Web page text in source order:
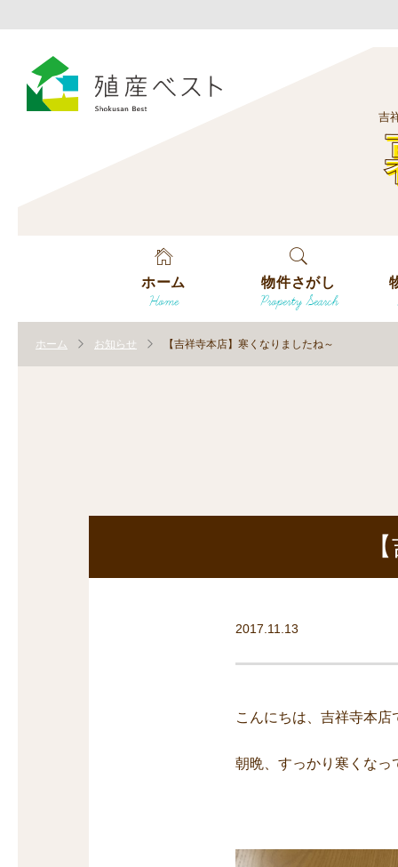
吉
ホーム
Home
物件さがし
Property Search
ホーム お知らせ 【吉祥寺本店】寒くなりましたね～
2017.11.13
こんにちは、吉祥寺本店
朝晩、すっかり寒くなっ